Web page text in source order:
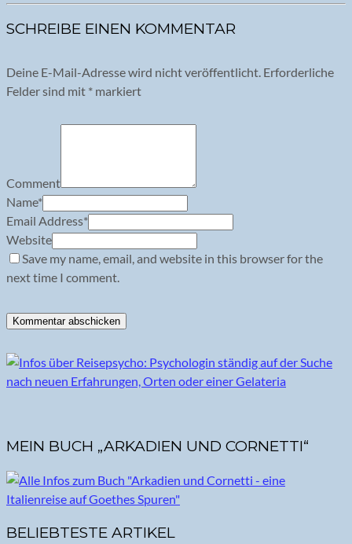
SCHREIBE EINEN KOMMENTAR
Deine E-Mail-Adresse wird nicht veröffentlicht. Erforderliche
Felder sind mit * markiert
Comment
Name*
Email Address*
Website
Save my name, email, and website in this browser for the
next time I comment.
MEIN BUCH „ARKADIEN UND CORNETTI“
BELIEBTESTE ARTIKEL